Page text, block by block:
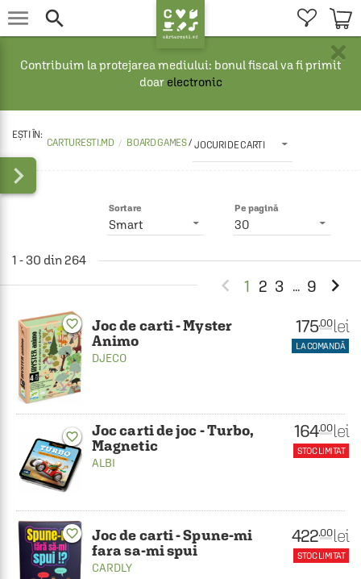
 
×
Contribuim la protejarea mediului: bonul fiscal va fi primit
doar electronic
CARTURESTI.MD BOARD GAMES / JOCURI DE CARTI

Pe pagină
30
Sortare
Smart
1 - 30 din 264
 1 2 3 ... 9 
favorite_border
Joc de carti - Myster
Animo
DJECO
175.00 lei
LA COMANDĂ
favorite_border
Joc carti de joc - Turbo,
Magnetic
ALBI
164.00 lei
STOC LIMITAT
favorite_border
Joc de carti - Spune-mi
fara sa-mi spui
CARDLY
422.00 lei
STOC LIMITAT